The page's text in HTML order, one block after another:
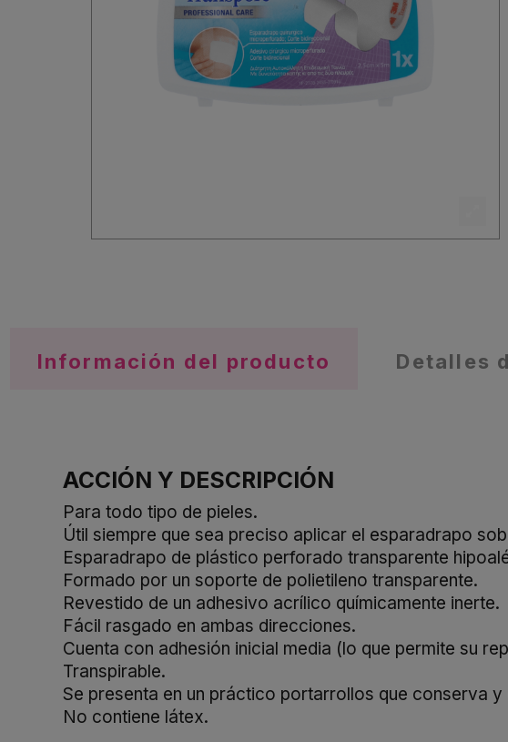
Información del producto Detalles
ACCIÓN Y DESCRIPCIÓN
Para todo tipo de pieles.
Útil siempre que sea preciso aplicar el esparadrapo
Esparadrapo de plástico perforado transparente
Formado por un soporte de polietileno transparente.
Revestido de un adhesivo acrílico químicamente inerte.
Fácil rasgado en ambas direcciones.
Cuenta con adhesión inicial media (lo que permite su
Transpirable.
Se presenta en un práctico portarrollos que conserva
No contiene látex.